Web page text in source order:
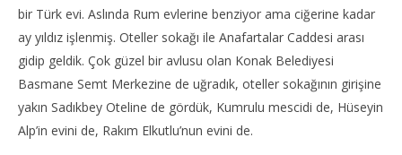
bir Türk evi. Aslında Rum evlerine benziyor ama ciğerine kadar
ay yıldız işlenmiş. Oteller sokağı ile Anafartalar Caddesi arası
gidip geldik. Çok güzel bir avlusu olan Konak Belediyesi
Basmane Semt Merkezine de uğradık, oteller sokağının girişine
yakın Sadıkbey Oteline de gördük, Kumrulu mescidi de, Hüseyin
Alp’in evini de, Rakım Elkutlu’nun evini de.